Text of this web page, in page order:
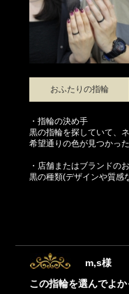
おふたりの指輪
・指輪の決め手
黒の指輪を探していて、
希望通りの色が見つかっ
・店舗またはブランドの
黒の種類(デザインや質感
m,s様
この指輪を選んでよ